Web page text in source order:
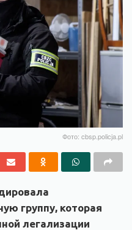
Фото: cbsp.policja.pl
группу, которая
легализации